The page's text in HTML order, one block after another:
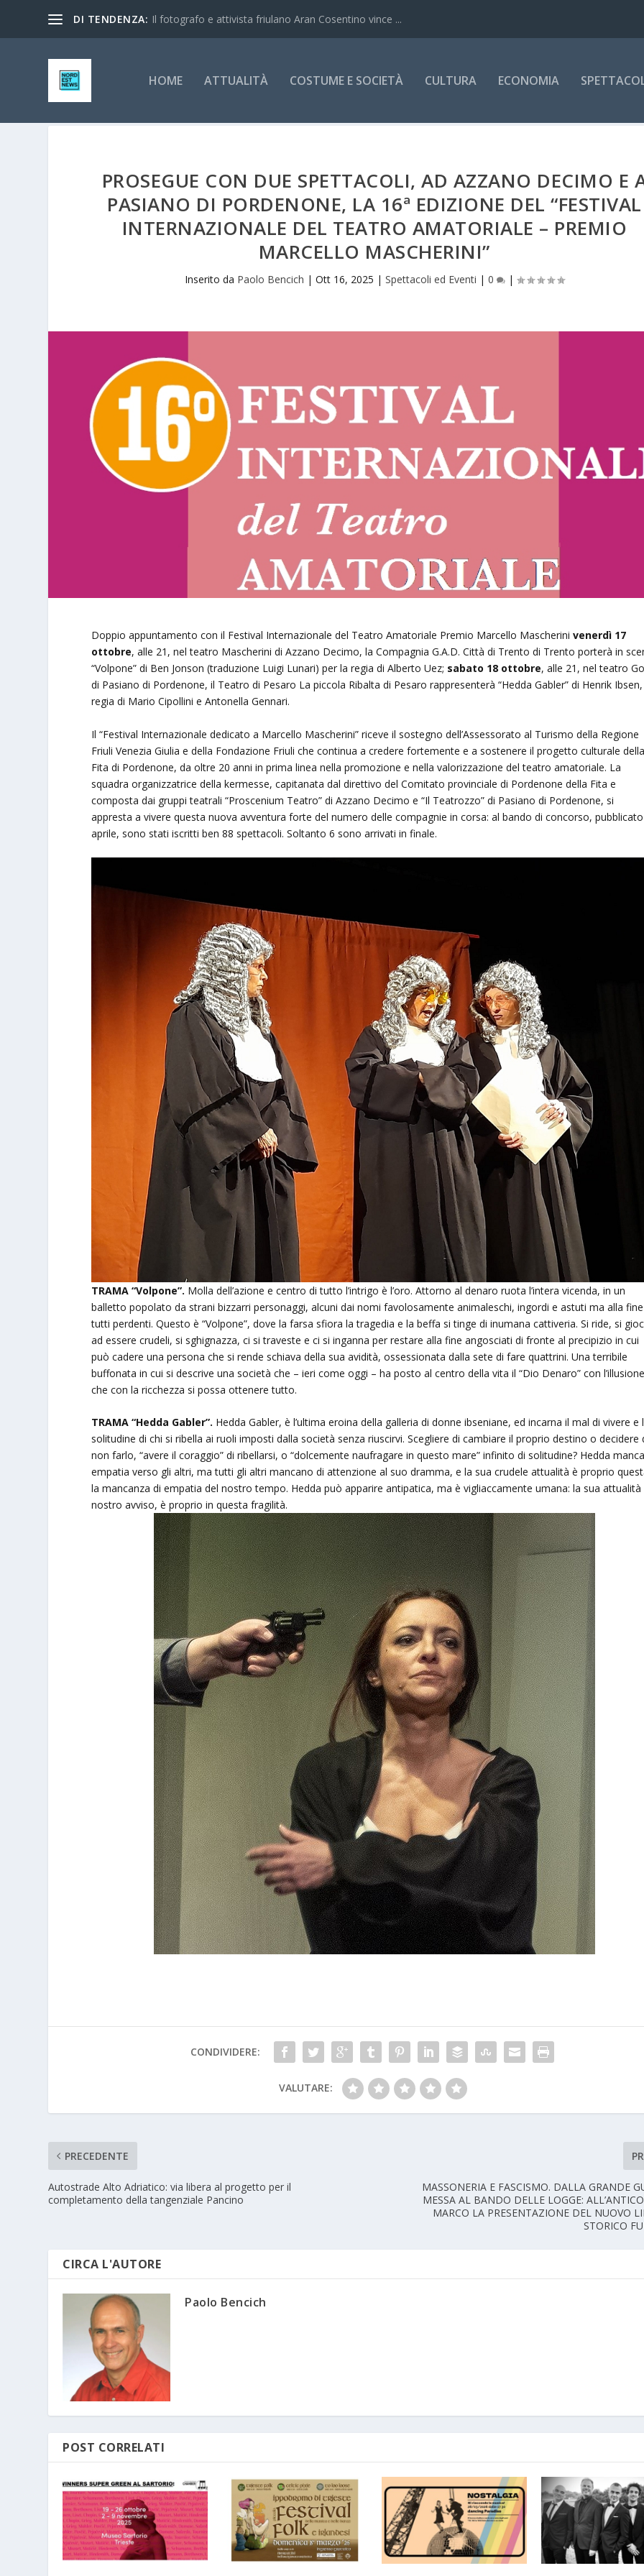
DI TENDENZA: Il fotografo e attivista friulano Aran Cosentino vince ...
HOME ATTUALITÀ COSTUME E SOCIETÀ CULTURA ECONOMIA
PROSEGUE CON DUE SPETTACOLI, AD AZZANO DECIMO E
PASIANO DI PORDENONE, LA 16ª EDIZIONE DEL “FESTIVAL
INTERNAZIONALE DEL TEATRO AMATORIALE – PREMIO
MARCELLO MASCHERINI”
Inserito da Paolo Bencich | Ott 16, 2025 | Spettacoli ed Eventi | 0 |
Doppio appuntamento con il Festival Internazionale del Teatro Amatoriale Premio Marcello Mascherinivenerdì 17
ottobre, alle 21, nel teatro Mascherini di Azzano Decimo, la Compagnia G.A.D. Città di Trento di Trento porterà in
“Volpone” di Ben Jonson (traduzione Luigi Lunari) per la regia di Alberto Uez; sabato 18 ottobre, alle 21, nel teatro
di Pasiano di Pordenone, il Teatro di Pesaro La piccola Ribalta di Pesaro rappresenterà “Hedda Gabler” di Henrik
regia di Mario Cipollini e Antonella Gennari.
Il “Festival Internazionale dedicato a Marcello Mascherini” riceve il sostegno dell’Assessorato al Turismo della Regione
Friuli Venezia Giulia e della Fondazione Friuli che continua a credere fortemente e a sostenere il progetto culturale della
Fita di Pordenone, da oltre 20 anni in prima linea nella promozione e nella valorizzazione del teatro amatoriale. La
squadra organizzatrice della kermesse, capitanata dal direttivo del Comitato provinciale di Pordenone della Fita e
composta dai gruppi teatrali “Proscenium Teatro” di Azzano Decimo e “Il Teatrozzo” di Pasiano di Pordenone, si
appresta a vivere questa nuova avventura forte del numero delle compagnie in corsa: al bando di concorso,
aprile, sono stati iscritti ben 88 spettacoli. Soltanto 6 sono arrivati in finale.
TRAMA “Volpone”. Molla dell’azione e centro di tutto l’intrigo è l’oro. Attorno al denaro ruota l’intera vicenda, in un
balletto popolato da strani bizzarri personaggi, alcuni dai nomi favolosamente animaleschi, ingordi e astuti ma alla fine
tutti perdenti. Questo è “Volpone”, dove la farsa sfiora la tragedia e la beffa si tinge di inumana cattiveria. Si ride, si
ad essere crudeli, si sghignazza, ci si traveste e ci si inganna per restare alla fine angosciati di fronte al precipizio in cui
può cadere una persona che si rende schiava della sua avidità, ossessionata dalla sete di fare quattrini. Una terribile
buffonata in cui si descrive una società che – ieri come oggi – ha posto al centro della vita il “Dio Denaro” con l’illusione
che con la ricchezza si possa ottenere tutto.
TRAMA “Hedda Gabler”. Hedda Gabler, è l’ultima eroina della galleria di donne ibseniane, ed incarna il mal di vivere e
solitudine di chi si ribella ai ruoli imposti dalla società senza riuscirvi. Scegliere di cambiare il proprio destino o decidere
non farlo, “avere il coraggio” di ribellarsi, o “dolcemente naufragare in questo mare” infinito di solitudine? Hedda
empatia verso gli altri, ma tutti gli altri mancano di attenzione al suo dramma, e la sua crudele attualità è proprio
la mancanza di empatia del nostro tempo. Hedda può apparire antipatica, ma è vigliaccamente umana: la sua attualità
nostro avviso, è proprio in questa fragilità.
CONDIVIDERE:
VALUTARE:
PRECEDENTE
Autostrade Alto Adriatico: via libera al progetto per il
completamento della tangenziale Pancino
MASSONERIA E FASCISMO. DALLA GRANDE
MESSA AL BANDO DELLE LOGGE:
MARCO LA PRESENTAZIONE DEL NUOVO
STORICO
CIRCA L'AUTORE
Paolo Bencich
POST CORRELATI